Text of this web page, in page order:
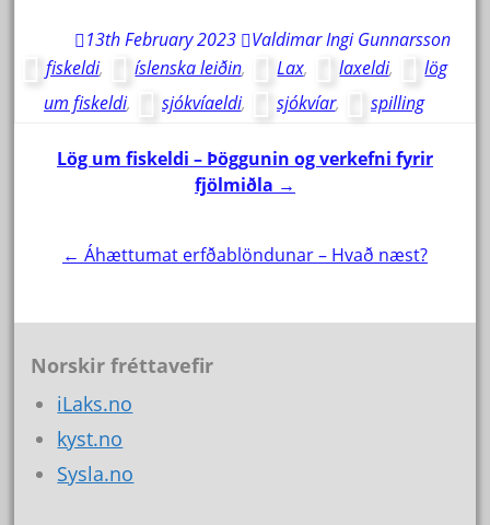
13th February 2023
Valdimar Ingi Gunnarsson
fiskeldi, íslenska leiðin, Lax, laxeldi,
lög
um fiskeldi, sjókvíaeldi, sjókvíar, spilling
PostLög um fiskeldi – Þöggunin og verkefni fyrir
fjölmiðla →
← Áhættumat erfðablöndunar – Hvað næst?
Norskir fréttavefir
iLaks.no
kyst.no
Sysla.no